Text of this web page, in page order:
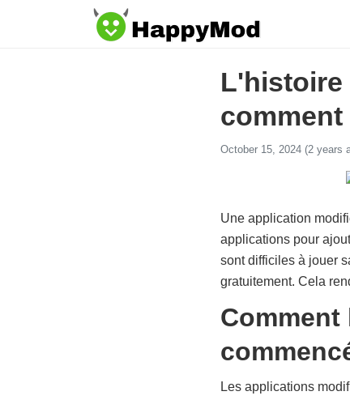
L'histoire
October 15, 2024 (2 years
Une application
applications pour
sont difficiles à jouer
gratuitement. Cela
Les applications